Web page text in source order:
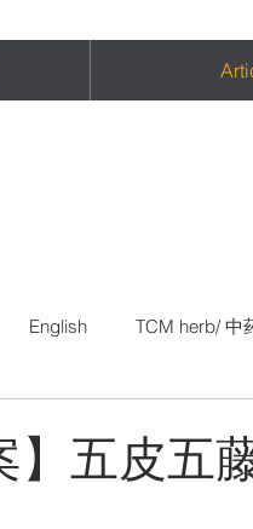
English TCM herb/ 中
】五皮五